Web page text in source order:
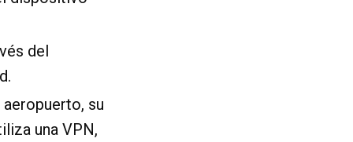
del
su
una VPN,